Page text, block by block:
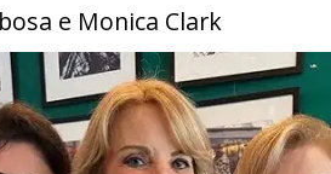
e Monica Clark